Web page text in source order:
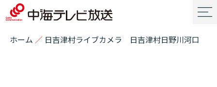
ホーム ／ 日吉津村ライブカメラ 日吉津村日野川河口